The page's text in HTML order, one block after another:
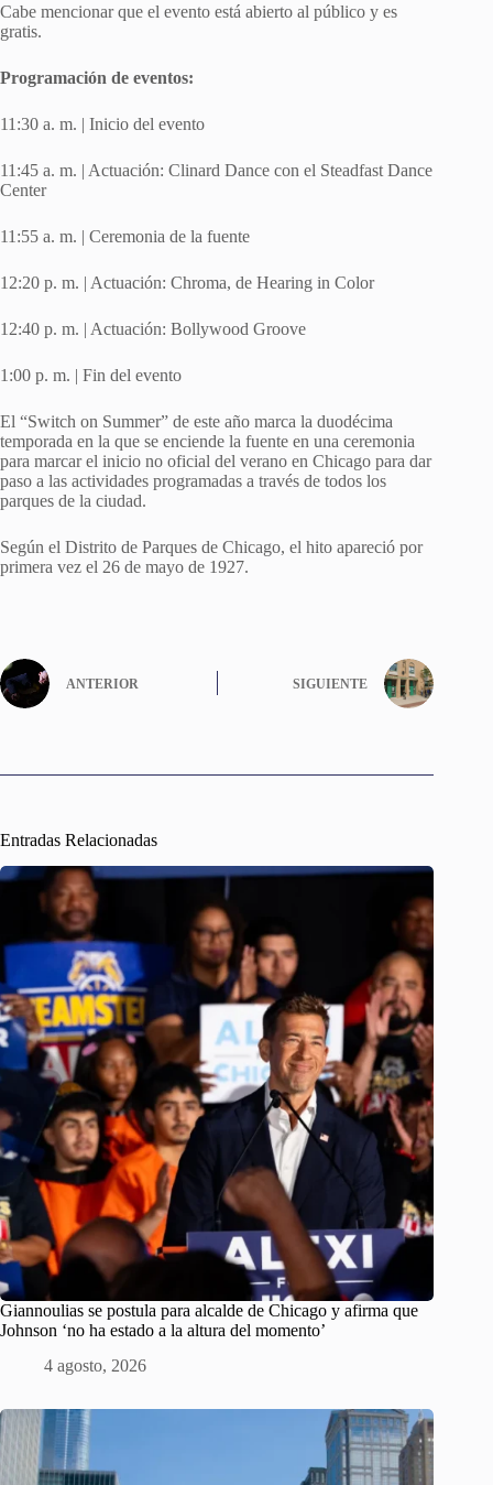
Cabe mencionar que el evento está abierto al público y es
gratis.
Programación de eventos:
11:30 a. m. | Inicio del evento
11:45 a. m. | Actuación: Clinard Dance con el Steadfast Dance
Center
11:55 a. m. | Ceremonia de la fuente
12:20 p. m. | Actuación: Chroma, de Hearing in Color
12:40 p. m. | Actuación: Bollywood Groove
1:00 p. m. | Fin del evento
El “Switch on Summer” de este año marca la duodécima
temporada en la que se enciende la fuente en una ceremonia
para marcar el inicio no oficial del verano en Chicago para dar
paso a las actividades programadas a través de todos los
parques de la ciudad.
Según el Distrito de Parques de Chicago, el hito apareció por
primera vez el 26 de mayo de 1927.
ANTERIOR SIGUIENTE
Entradas Relacionadas
Giannoulias se postula para alcalde de Chicago y afirma que
Johnson ‘no ha estado a la altura del momento’
4 agosto, 2026